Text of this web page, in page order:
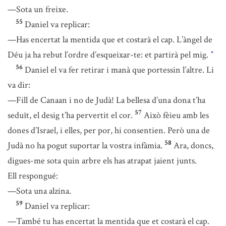
—Sota un freixe.
55 Daniel va replicar:
—Has encertat la mentida que et costarà el cap. L’àngel de
Déu ja ha rebut l’ordre d’esqueixar-te: et partirà pel mig. *
56 Daniel el va fer retirar i manà que portessin l’altre. Li
va dir:
—Fill de Canaan i no de Judà! La bellesa d’una dona t’ha
seduït, el desig t’ha pervertit el cor. 57 Això fèieu amb les
dones d’Israel, i elles, per por, hi consentien. Però una de
Judà no ha pogut suportar la vostra infàmia. 58 Ara, doncs,
digues-me sota quin arbre els has atrapat jaient junts.
Ell respongué:
—Sota una alzina.
59 Daniel va replicar:
—També tu has encertat la mentida que et costarà el cap.